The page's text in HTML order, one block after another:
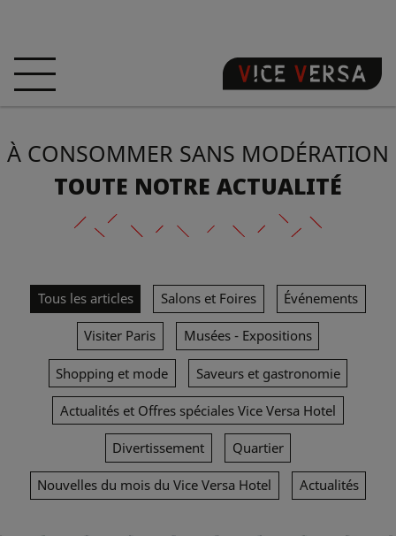
ACCUEIL CHAMBRES
OFFRES LOCALISATION
GARANTISSEZ
ACTUALITÉS PHOTOS
FR
À CONSOMMER SANS MODÉRATION
TOUTE NOTRE ACTUALITÉ
Tous les articles Salons et Foires Événements
Visiter Paris Musées - Expositions
Shopping et mode Saveurs et gastronomie
Actualités et Offres spéciales Vice Versa Hotel
Divertissement Quartier
Nouvelles du mois du Vice Versa Hotel Actualités